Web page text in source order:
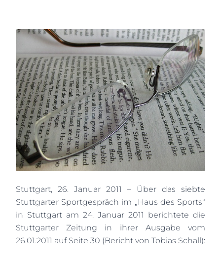
Stuttgart, 26. Januar 2011 – Über das siebte
Stuttgarter Sportgespräch im „Haus des Sports“
in Stuttgart am 24. Januar 2011 berichtete die
Stuttgarter Zeitung in ihrer Ausgabe vom
26.01.2011 auf Seite 30 (Bericht von Tobias Schall):